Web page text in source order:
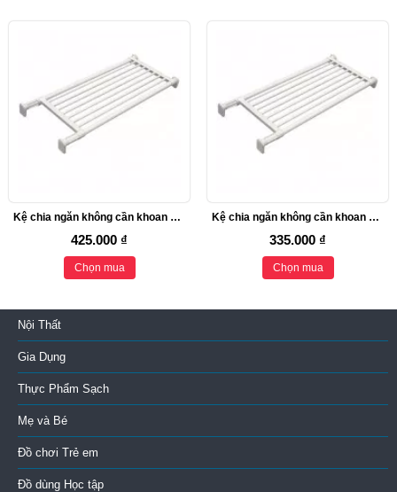
Kệ chia ngăn không cần khoan vít Heian, 108cm kéo dài 147cm (M2)
425.000 ₫
Chọn mua
Kệ chia ngăn không cần khoan vít Heian, 73cm kéo dài 112cm (M1)
335.000 ₫
Chọn mua
Nội Thất
Gia Dụng
Thực Phẩm Sạch
Mẹ và Bé
Đồ chơi Trẻ em
Đồ dùng Học tập